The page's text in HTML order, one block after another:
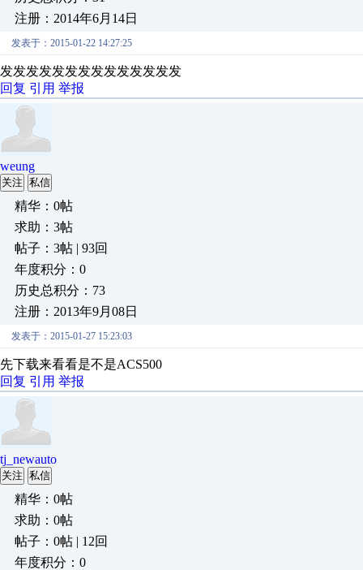
注册：2014年6月14日
发表于：2015-01-22 14:27:25
发发发发发发发发发发发发发发
回复 引用 举报
weung
关注 私信
精华：0帖
求助：3帖
帖子：3帖 | 93回
年度积分：0
历史总积分：73
注册：2013年9月08日
发表于：2015-01-27 15:23:03
先下载来看看是不是ACS500
回复 引用 举报
tj_newauto
关注 私信
精华：0帖
求助：0帖
帖子：0帖 | 12回
年度积分：0